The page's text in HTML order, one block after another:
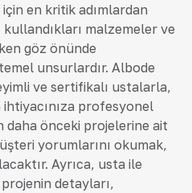
en kritik adımlardan
malzemeler ve
göz önünde
unsurlardır. Albode
ve sertifikalı ustalarla,
profesyonel
daha önceki projelerine ait
yorumlarını okumak,
Ayrıca, usta ile
detayları,